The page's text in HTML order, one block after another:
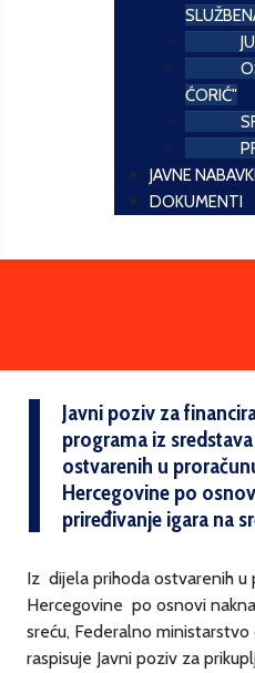
ĆORIĆ"
JAVNE
DOKUMENTI
Javni poziv za
programa iz
ostvarenih u
Hercegovine po
priređivanje igara na
Iz dijela prihoda ostvarenih u
Hercegovine po osnovi
sreću, Federalno ministarstvo
raspisuje Javni poziv za